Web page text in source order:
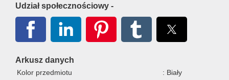
Udział społecznościowy -
Arkusz danych
Kolor przedmiotu
: Biały